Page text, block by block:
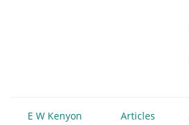
Articles
E W Kenyon